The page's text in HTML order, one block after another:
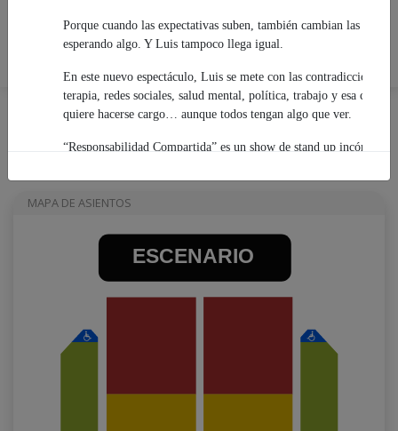
Más información
Porque cuando las expectativas suben, también cambian las
esperando algo. Y Luis tampoco llega igual.
En este nuevo espectáculo, Luis se mete con las contradicciones
terapia, redes sociales, salud mental, política, trabajo y esa
quiere hacerse cargo… aunque todos tengan algo que ver.
“Responsabilidad Compartida” es un show de stand up
¡APROVECHA DESCUENTOS CYBER, SOLO HASTA
MAPA DE ASIENTOS
ESCENARIO